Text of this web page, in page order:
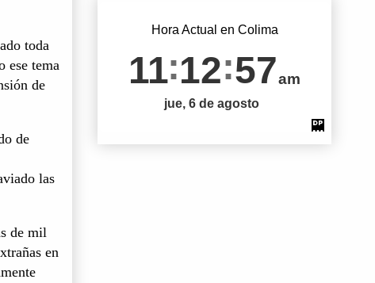
toda
ese tema
de
de
las
de mil
en
Hora Actual en Colima
11 12 58am
jue, 6 de agosto